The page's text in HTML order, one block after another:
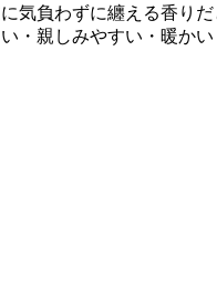
気負わずに纏える香りだ
・親しみやすい・暖か